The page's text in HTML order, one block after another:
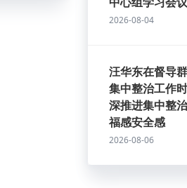
2026-08-04
汪华东在督导
集中整治工作
深推进集中整
福感安全感
2026-08-06